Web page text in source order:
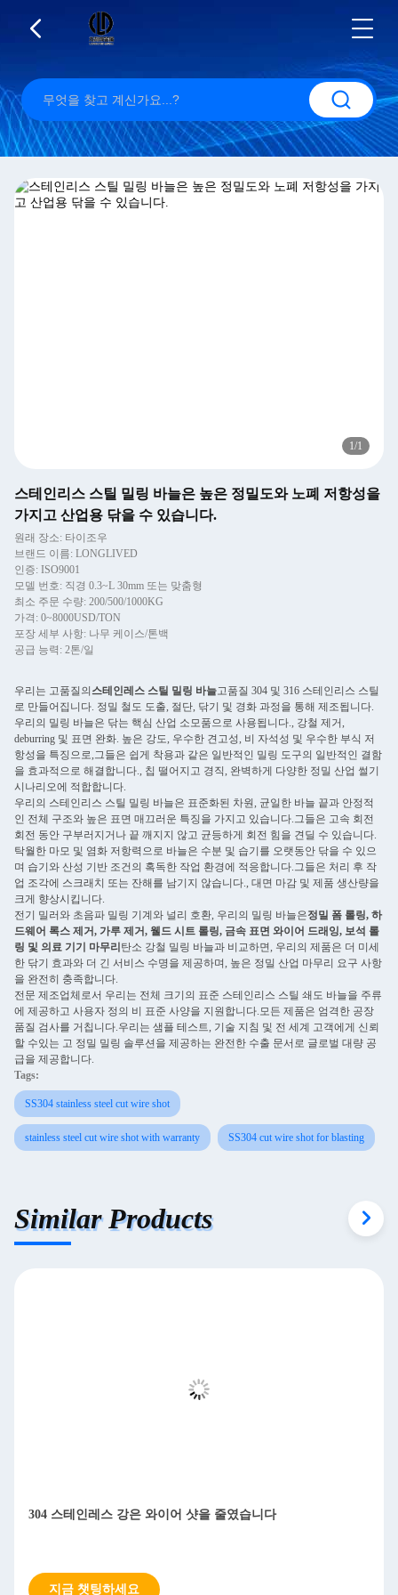
1/1
스테인리스 스틸 밀링 바늘은 높은 정밀도와 노폐 저항성을
가지고 산업용 닦을 수 있습니다.
원래 장소: 타이조우
브랜드 이름: LONGLIVED
인증: ISO9001
모델 번호: 직경 0.3~L 30mm 또는 맞춤형
최소 주문 수량: 200/500/1000KG
가격: 0~8000USD/TON
포장 세부 사항: 나무 케이스/톤백
공급 능력: 2톤/일
우리는 고품질의 스테인레스 스틸 밀링 바늘고품질 304 및 316 스테인리스 스틸
로 만들어집니다. 정밀 철도 도출, 절단, 닦기 및 경화 과정을 통해 제조됩니다.
우리의 밀링 바늘은 닦는 핵심 산업 소모품으로 사용됩니다., 강철 제거,
deburring 및 표면 완화. 높은 강도, 우수한 견고성, 비 자석성 및 우수한 부식 저
항성을 특징으로,그들은 쉽게 착용과 같은 일반적인 밀링 도구의 일반적인 결함
을 효과적으로 해결합니다., 칩 떨어지고 경직, 완벽하게 다양한 정밀 산업 썰기
시나리오에 적합합니다.
우리의 스테인리스 스틸 밀링 바늘은 표준화된 차원, 균일한 바늘 끝과 안정적
인 전체 구조와 높은 표면 매끄러운 특징을 가지고 있습니다.그들은 고속 회전
회전 동안 구부러지거나 끝 깨지지 않고 균등하게 회전 힘을 견딜 수 있습니다.
탁월한 마모 및 염화 저항력으로 바늘은 수분 및 습기를 오랫동안 닦을 수 있으
며 습기와 산성 기반 조건의 혹독한 작업 환경에 적응합니다.그들은 처리 후 작
업 조각에 스크래치 또는 잔해를 남기지 않습니다., 대면 마감 및 제품 생산량을
크게 향상시킵니다.
전기 밀러와 초음파 밀링 기계와 널리 호환, 우리의 밀링 바늘은정밀 폼 롤링, 하
드웨어 록스 제거, 가루 제거, 웰드 시트 롤링, 금속 표면 와이어 드래잉, 보석 롤
링 및 의료 기기 마무리 탄소 강철 밀링 바늘과 비교하면, 우리의 제품은 더 미세
한 닦기 효과와 더 긴 서비스 수명을 제공하며, 높은 정밀 산업 마무리 요구 사항
을 완전히 충족합니다.
전문 제조업체로서 우리는 전체 크기의 표준 스테인리스 스틸 쇄도 바늘을 주류
에 제공하고 사용자 정의 비 표준 사양을 지원합니다.모든 제품은 엄격한 공장
품질 검사를 거칩니다.우리는 샘플 테스트, 기술 지침 및 전 세계 고객에게 신뢰
할 수있는 고 정밀 밀링 솔루션을 제공하는 완전한 수출 문서로 글로벌 대량 공
급을 제공합니다.
Tags:
SS304 stainless steel cut wire shot
stainless steel cut wire shot with warranty SS304 cut wire shot for blasting
Similar Products
304 스테인레스 강은 와이어 샷을 줄였습니다
지금 챗팅하세요